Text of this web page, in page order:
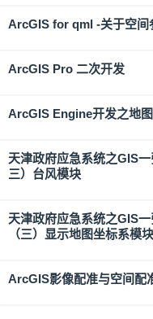
ArcGIS for qml -关于空间
ArcGIS Pro 二次开发
ArcGIS Engine开发之地
天津政府应急系统之GIS
三）台风模块
天津政府应急系统之GIS
（三）显示地图坐标系模块
ArcGIS影像配准与空间配